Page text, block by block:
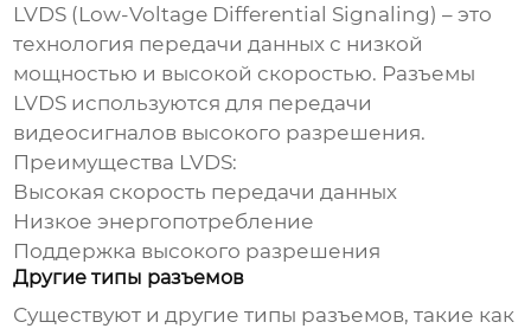
LVDS (Low-Voltage Differential Signaling) – это
технология передачи данных с низкой
мощностью и высокой скоростью. Разъемы
LVDS используются для передачи
видеосигналов высокого разрешения.
Преимущества LVDS:
Высокая скорость передачи данных
Низкое энергопотребление
Поддержка высокого разрешения
Другие типы разъемов
Существуют и другие типы разъемов, такие как